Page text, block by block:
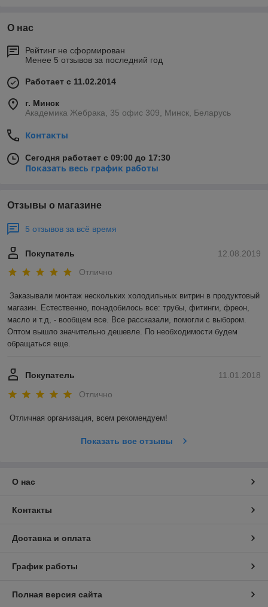
О нас
Рейтинг не сформирован
Менее 5 отзывов за последний год
Работает с 11.02.2014
г. Минск
Академика Жебрака, 35 офис 309, Минск, Беларусь
Контакты
Сегодня работает с 09:00 до 17:30
Показать весь график работы
Отзывы о магазине
5 отзывов за всё время
12.08.2019
Покупатель
Отлично
Заказывали монтаж нескольких холодильных витрин в продуктовый
магазин. Естественно, понадобилось все: трубы, фитинги, фреон,
масло и т.д, - вообщем все. Все рассказали, помогли с выбором.
Оптом вышло значительно дешевле. По необходимости будем
обращаться еще.
11.01.2018
Покупатель
Отлично
Отличная организация, всем рекомендуем!
Показать все отзывы
О нас
Контакты
Доставка и оплата
График работы
Полная версия сайта